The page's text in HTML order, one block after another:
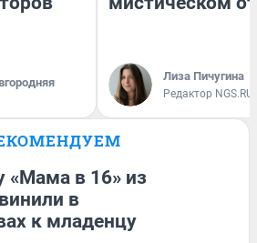
Лиза Пичугина
Редактор NGS.RU
«Мама в 16» из
в
к младенцу